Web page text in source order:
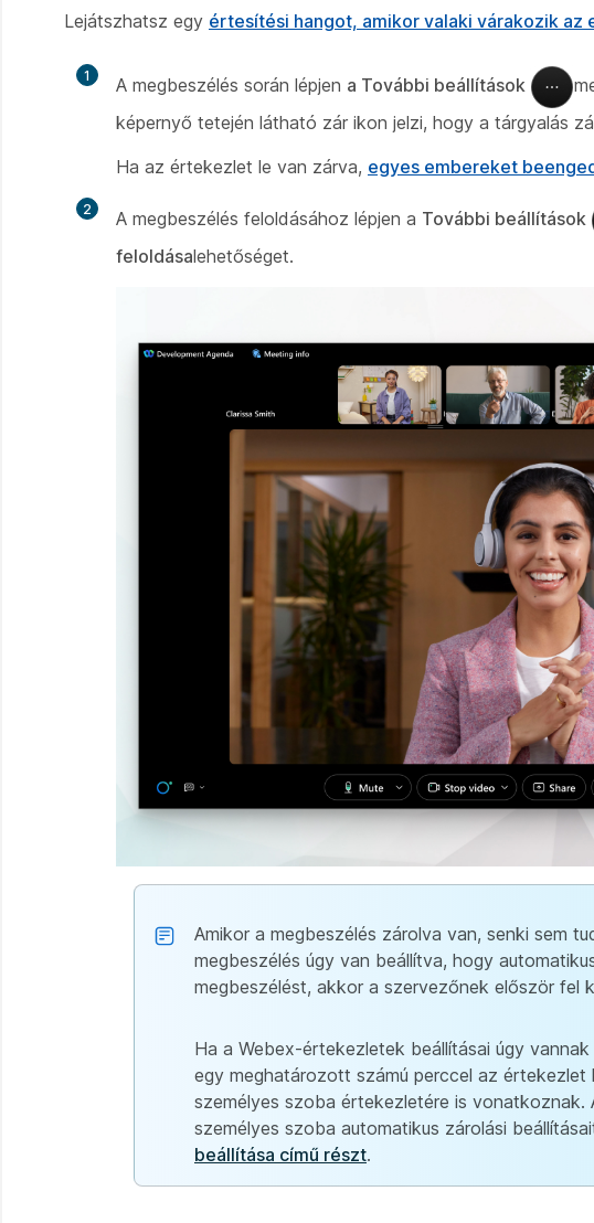
Lejátszhatsz egy értesítési hangot, amikor valaki várakozik az
1 A megbeszélés során lépjen a További beállítások
képernyő tetején látható zár ikon jelzi, hogy a tárgyalás
Ha az értekezlet le van zárva, egyes embereket
2 A megbeszélés feloldásához lépjen a További beállítások
feloldásalehetőséget.
Amikor a megbeszélés zárolva van, senki sem
megbeszélés úgy van beállítva, hogy
megbeszélést, akkor a szervezőnek először fel
Ha a Webex-értekezletek beállításai úgy
egy meghatározott számú perccel az
személyes szoba értekezletére is
személyes szoba automatikus zárolási
beállítása című részt.